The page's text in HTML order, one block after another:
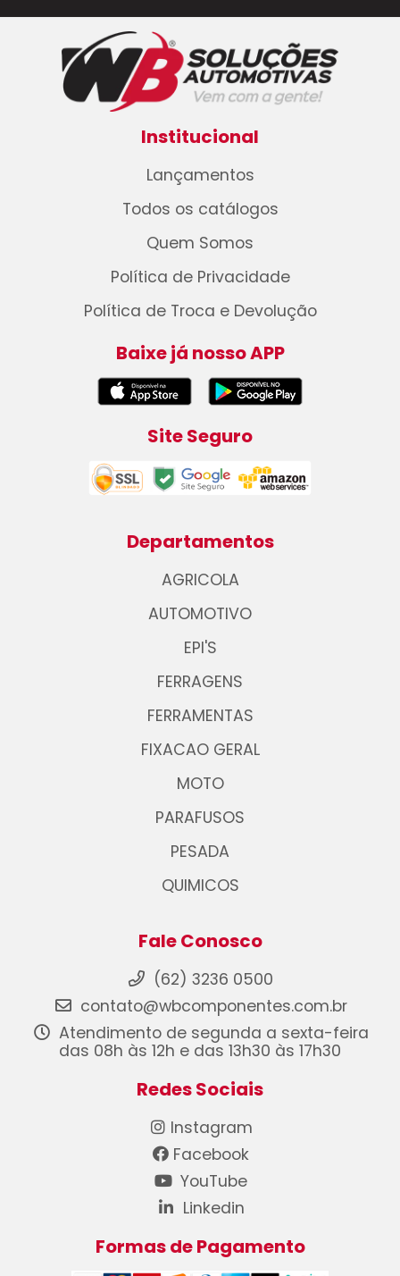
Institucional
Lançamentos
Todos os catálogos
Quem Somos
Política de Privacidade
Política de Troca e Devolução
Baixe já nosso APP
Site Seguro
Departamentos
AGRICOLA
AUTOMOTIVO
EPI'S
FERRAGENS
FERRAMENTAS
FIXACAO GERAL
MOTO
PARAFUSOS
PESADA
QUIMICOS
Fale Conosco
(62) 3236 0500
contato@wbcomponentes.com.br
Atendimento de segunda a sexta-feira
das 08h às 12h e das 13h30 às 17h30
Redes Sociais
Instagram
Facebook
YouTube
Linkedin
Formas de Pagamento